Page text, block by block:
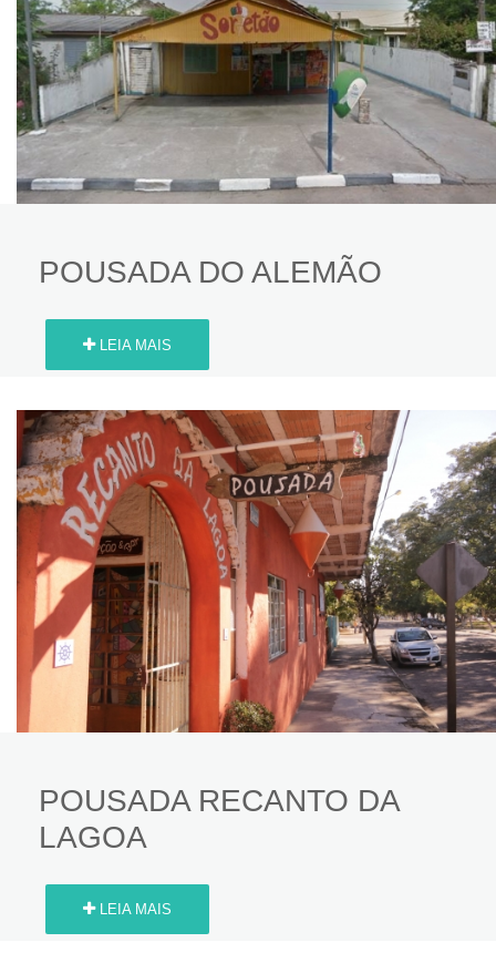
POUSADA DO ALEMÃO
LEIA MAIS
POUSADA RECANTO DA
LAGOA
LEIA MAIS